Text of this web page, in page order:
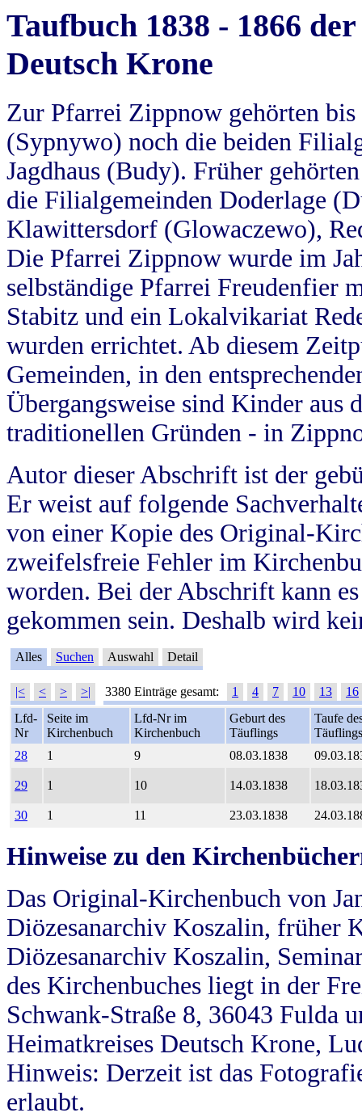
Taufbuch 1838 - 1866
Deutsch Krone
Zur Pfarrei Zippnow gehörten
(Sypnywo) noch die beiden
Jagdhaus (Budy). Früher
die Filialgemeinden Doderlage
Klawittersdorf (Glowaczewo),
Die Pfarrei Zippnow wurde im
selbständige Pfarrei Freudenfier
Stabitz und ein Lokalvikariat
wurden errichtet. Ab diesem
Gemeinden, in den
Übergangsweise sind Kinder aus
traditionellen Gründen - in
Autor dieser Abschrift ist der
Er weist auf folgende
von einer Kopie des Original-
zweifelsfreie Fehler im
worden. Bei der Abschrift kann
gekommen sein. Deshalb wird
Alles Suchen Auswahl Detail
|< < > >| 3380 Einträge gesamt: 1 4 7 10 13
16
Lfd-
Nr
Seite im
Kirchenbuch
Lfd-Nr im
Kirchenbuch
Geburt des
Täuflings
Taufe
Täuflings
28
1 9 08.03.1838
29 1 10 14.03.1838
30 1 11 23.03.1838
Hinweise zu den
Das Original-Kirchenbuch von
Diözesanarchiv Koszalin, früher
Diözesanarchiv Koszalin,
des Kirchenbuches liegt in der
Schwank-Straße 8, 36043 Fulda
Heimatkreises Deutsch Krone,
Hinweis: Derzeit ist das
erlaubt.